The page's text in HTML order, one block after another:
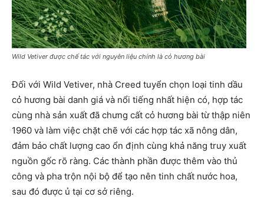
Wild Vetiver được chế tác với nguyên liệu chính là cỏ hương bài
Đối với Wild Vetiver, nhà Creed tuyển chọn loại tinh dầu
cỏ hương bài danh giá và nổi tiếng nhất hiện có, hợp tác
cùng nhà sản xuất đã chưng cất cỏ hương bài từ thập niên
1960 và làm việc chặt chẽ với các hợp tác xã nông dân,
đảm bảo chất lượng cao ổn định cùng khả năng truy xuất
nguồn gốc rõ ràng. Các thành phần được thêm vào thủ
công và pha trộn nội bộ để tạo nên tinh chất nước hoa,
sau đó được ủ tại cơ sở riêng.